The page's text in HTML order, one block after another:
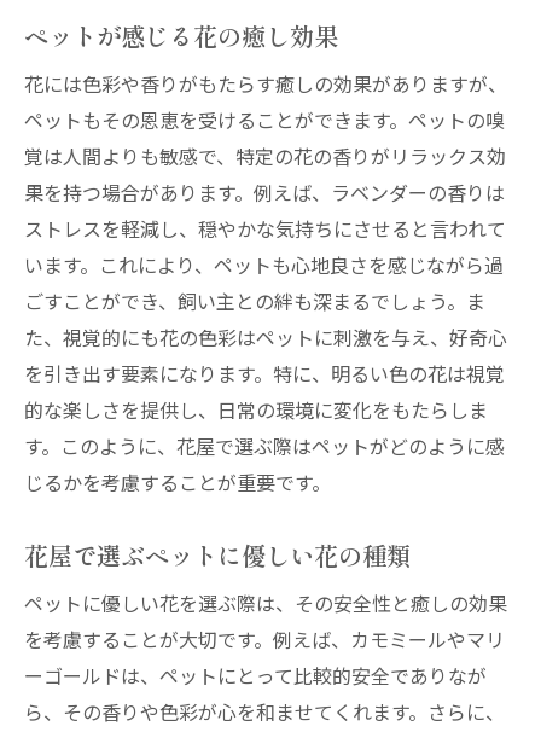
ペットが感じる花の癒し効果
花には色彩や香りがもたらす癒しの効果がありますが、
ペットもその恩恵を受けることができます。ペットの嗅
覚は人間よりも敏感で、特定の花の香りがリラックス効
果を持つ場合があります。例えば、ラベンダーの香りは
ストレスを軽減し、穏やかな気持ちにさせると言われて
います。これにより、ペットも心地良さを感じながら過
ごすことができ、飼い主との絆も深まるでしょう。ま
た、視覚的にも花の色彩はペットに刺激を与え、好奇心
を引き出す要素になります。特に、明るい色の花は視覚
的な楽しさを提供し、日常の環境に変化をもたらしま
す。このように、花屋で選ぶ際はペットがどのように感
じるかを考慮することが重要です。
花屋で選ぶペットに優しい花の種類
ペットに優しい花を選ぶ際は、その安全性と癒しの効果
を考慮することが大切です。例えば、カモミールやマリ
ーゴールドは、ペットにとって比較的安全でありなが
ら、その香りや色彩が心を和ませてくれます。さらに、